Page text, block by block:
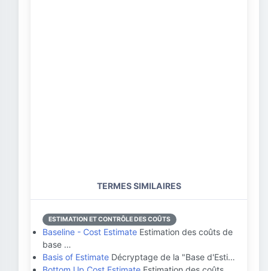
TERMES SIMILAIRES
ESTIMATION ET CONTRÔLE DES COÛTS
Baseline - Cost Estimate Estimation des coûts de
base …
Basis of Estimate Décryptage de la "Base d'Esti…